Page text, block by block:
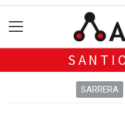
SARRERA